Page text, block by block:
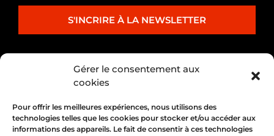
Gérer le consentement aux
cookies
Pour offrir les meilleures expériences, nous utilisons des
technologies telles que les cookies pour stocker et/ou accéder aux
informations des appareils. Le fait de consentir à ces technologies
S'INCRIRE À LA NEWSLETTER
PARTENARIAT